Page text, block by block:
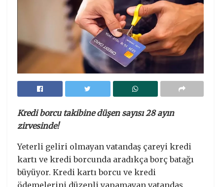
Kredi borcu takibine düşen sayısı 28 ayın
zirvesinde!
Yeterli geliri olmayan vatandaş çareyi kredi
kartı ve kredi borcunda aradıkça borç batağı
büyüyor. Kredi kartı borcu ve kredi
ödemelerini düzenli yapamayan vatandaş